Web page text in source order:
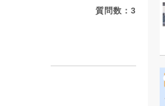
質問数：3